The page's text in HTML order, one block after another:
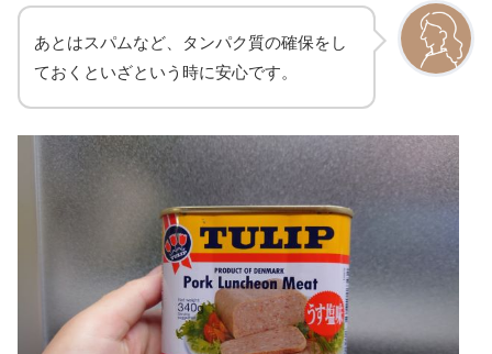
あとはスパムなど、タンパク質の確保をし
ておくといざという時に安心です。